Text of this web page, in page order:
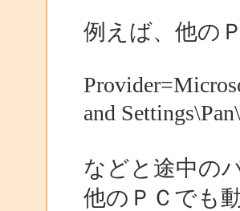
例えば、他の
and
などと途中の
他のＰＣでも